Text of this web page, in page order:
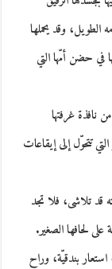
وقد يحملها
في حضن أمّها التي
نافذة غرفتها
المطر التي تتحوّل إلى إيقاعات
قد تلاشى، فلا تجد
لحافها الصغير.
بندقيّة، وراح